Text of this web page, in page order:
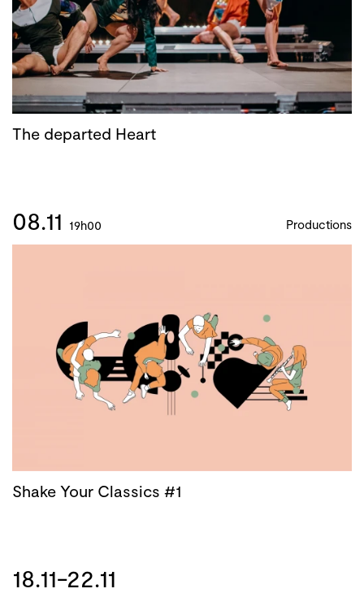
The departed Heart
08.11 19h00 Productions
Shake Your Classics #1
18.11-22.11